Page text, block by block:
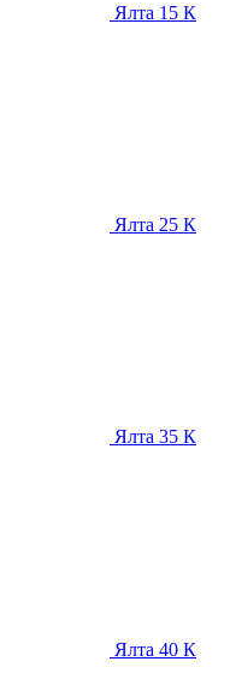
Ялта 15 К
Ялта 25 К
Ялта 35 К
Ялта 40 К